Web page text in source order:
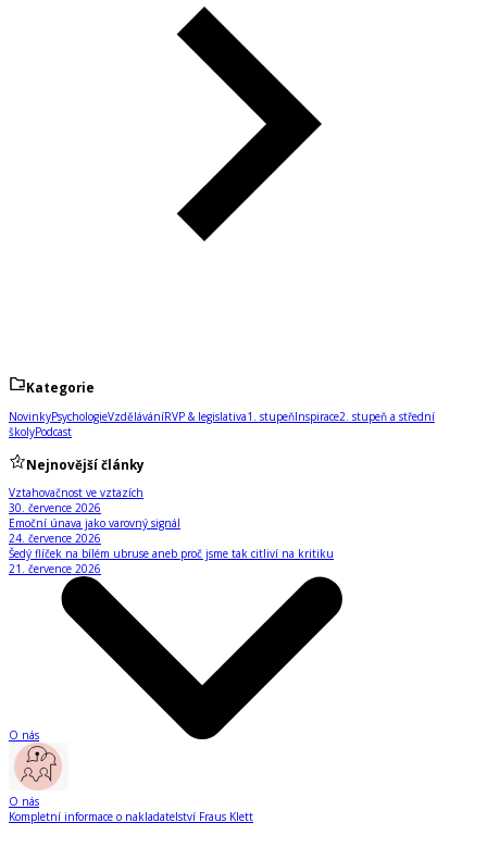
Kategorie
NovinkyPsychologieVzděláváníRVP & legislativa1. stupeňInspirace2. stupeň a střední
školyPodcast
Nejnovější články
Vztahovačnost ve vztazích
30. července 2026
Emoční únava jako varovný signál
24. července 2026
Šedý flíček na bílém ubruse aneb proč jsme tak citliví na kritiku
21. července 2026
O nás
O nás
Kompletní informace o nakladatelství Fraus Klett